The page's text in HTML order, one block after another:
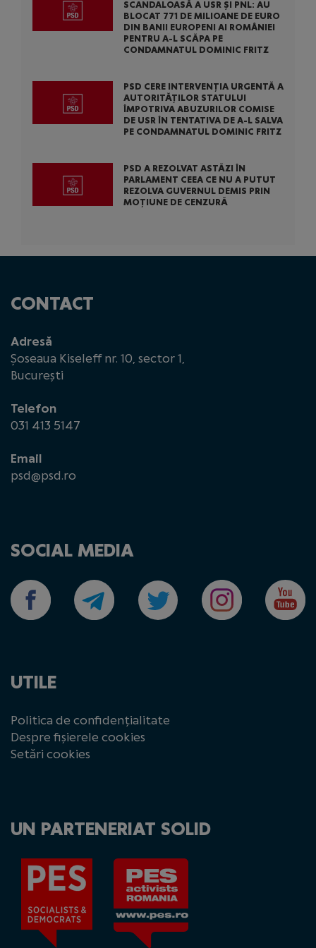
SCANDALOASĂ A USR ȘI PNL: AU
BLOCAT 771 DE MILIOANE DE EURO
DIN BANII EUROPENI AI ROMÂNIEI
PENTRU A-L SCĂPA PE
CONDAMNATUL DOMINIC FRITZ
PSD CERE INTERVENȚIA URGENTĂ A
AUTORITĂȚILOR STATULUI
ÎMPOTRIVA ABUZURILOR COMISE
DE USR ÎN TENTATIVA DE A-L SALVA
PE CONDAMNATUL DOMINIC FRITZ
PSD A REZOLVAT ASTĂZI ÎN
PARLAMENT CEEA CE NU A PUTUT
REZOLVA GUVERNUL DEMIS PRIN
MOȚIUNE DE CENZURĂ
CONTACT
Adresă
Șoseaua Kiseleff nr. 10, sector 1,
București
Telefon
031 413 5147
Email
psd@psd.ro
SOCIAL MEDIA
UTILE
Politica de confidențialitate
Despre fișierele cookies
Setări cookies
UN PARTENERIAT SOLID